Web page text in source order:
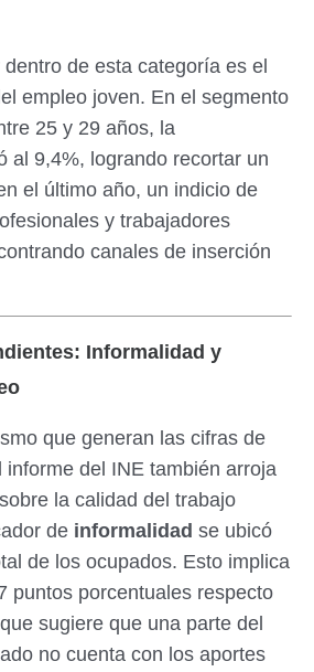
de esta categoría es el
empleo joven. En el segmento
25 y 29 años, la
al 9,4%, logrando recortar un
el último año, un indicio de
y trabajadores
canales de inserción
Informalidad y
que generan las cifras de
del INE también arroja
la calidad del trabajo
de informalidad se ubicó
de los ocupados. Esto implica
puntos porcentuales respecto
sugiere que una parte del
no cuenta con los aportes